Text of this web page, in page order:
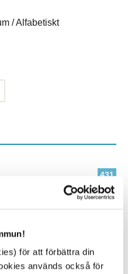
för att förbättra din
används också för
/Alfabetiskt
431